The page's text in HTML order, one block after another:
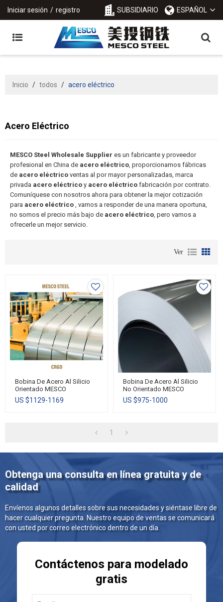
Iniciar sesión / registro SUBSIDIARIO ESPAÑOL
Inicio / todos / acero eléctrico
Acero Eléctrico
MESCO Steel Wholesale Supplier es un fabricante y proveedor
profesional en China de acero eléctrico, proporcionamos fábricas
de acero eléctrico ventas al por mayor personalizadas, marca
privada acero eléctrico y acero eléctrico fabricación por contrato.
Comuníquese con nosotros ahora para obtener la mejor cotización
para acero eléctrico , vamos a responder de una manera oportuna,
no somos el precio más bajo de acero eléctrico, pero vamos a
ofrecerle un mejor servicio.
Ver
Bobina De Acero Al Silicio
Orientado MESCO
US $1129-1169
Bobina De Acero Al Silicio
No Orientado MESCO
US $975-1000
1
Obtenga una consulta en línea gratuita y de
calidad
Envíenos algunos detalles sobre sus necesidades y siéntase libre de
hacer cualquier pregunta. Nuestro equipo de ventas se comunicará
con usted por correo electrónico dentro de un día.
Contáctenos para modelado
gratis